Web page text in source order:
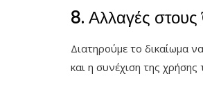
8. Αλλαγές
Διατηρούμε το δικαίωμα
και η συνέχιση της